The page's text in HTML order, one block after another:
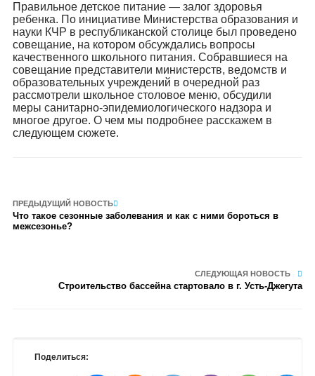
Правильное детское питание — залог здоровья
ребенка. По инициативе Министерства образования и
науки КЧР в республиканской столице был проведено
совещание, на котором обсуждались вопросы
качественного школьного питания. Собравшиеся на
совещание представители министерств, ведомств и
образовательных учреждений в очередной раз
рассмотрели школьное столовое меню, обсудили
меры санитарно-эпидемиологического надзора и
многое другое. О чем мы подробнее расскажем в
следующем сюжете.
ПРЕДЫДУЩИЙ НОВОСТЬ
Что такое сезонные заболевания и как с ними бороться в
межсезонье?
СЛЕДУЮЩАЯ НОВОСТЬ
Строительство бассейна стартовало в г. Усть-Джегута
Поделиться: